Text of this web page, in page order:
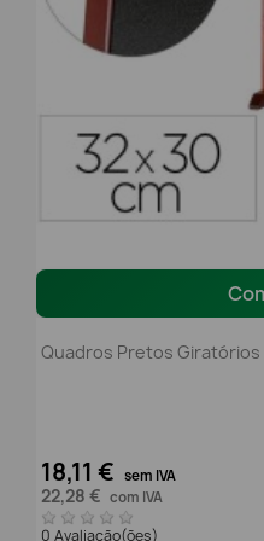
Quadros Pretos Giratórios
18,11 € sem IVA
22,28 € com IVA
0 Avaliação(ões)